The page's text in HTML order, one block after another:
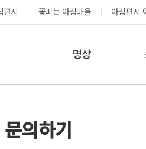
편지 꽃피는 아침마을 아침편지
명상
그램
문의하기